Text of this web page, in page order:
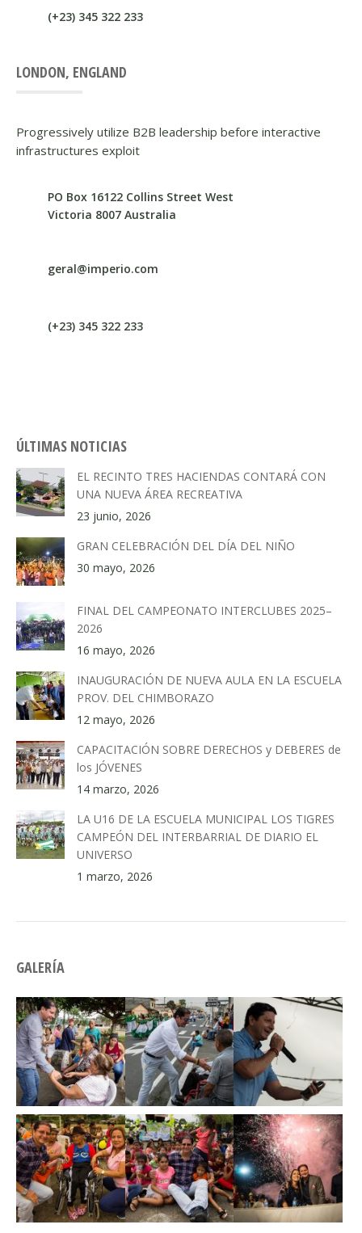
(+23) 345 322 233
LONDON, ENGLAND
Progressively utilize B2B leadership before interactive
infrastructures exploit
PO Box 16122 Collins Street West
Victoria 8007 Australia
geral@imperio.com
(+23) 345 322 233
ÚLTIMAS NOTICIAS
EL RECINTO TRES HACIENDAS CONTARÁ CON
UNA NUEVA ÁREA RECREATIVA
23 junio, 2026
GRAN CELEBRACIÓN DEL DÍA DEL NIÑO
30 mayo, 2026
FINAL DEL CAMPEONATO INTERCLUBES 2025–
2026
16 mayo, 2026
INAUGURACIÓN DE NUEVA AULA EN LA ESCUELA
PROV. DEL CHIMBORAZO
12 mayo, 2026
CAPACITACIÓN SOBRE DERECHOS y DEBERES de
los JÓVENES
14 marzo, 2026
LA U16 DE LA ESCUELA MUNICIPAL LOS TIGRES
CAMPEÓN DEL INTERBARRIAL DE DIARIO EL
UNIVERSO
1 marzo, 2026
GALERÍA